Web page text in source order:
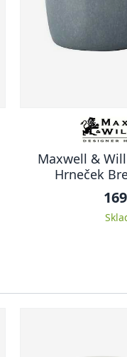
Maxwell &
Hrneček